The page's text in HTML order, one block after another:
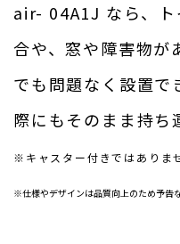
air- 04A1J なら、ト
合や、窓や障害物が
でも問題なく設置で
際にもそのまま持ち
※キャスター付きではありま
※仕様やデザインは品質向上のため予告